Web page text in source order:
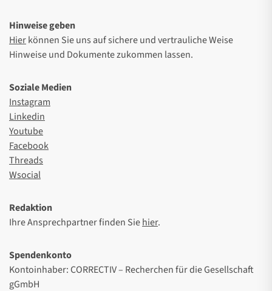
Hinweise geben
Hierkönnen Sie uns auf sichere und vertrauliche Weise
Hinweise und Dokumente zukommen lassen.
Soziale Medien
Instagram
Linkedin
Youtube
Facebook
Threads
Wsocial
Redaktion
Ihre Ansprechpartner finden Siehier.
Spendenkonto
Kontoinhaber: CORRECTIV – Recherchen für die Gesellschaft
gGmbH